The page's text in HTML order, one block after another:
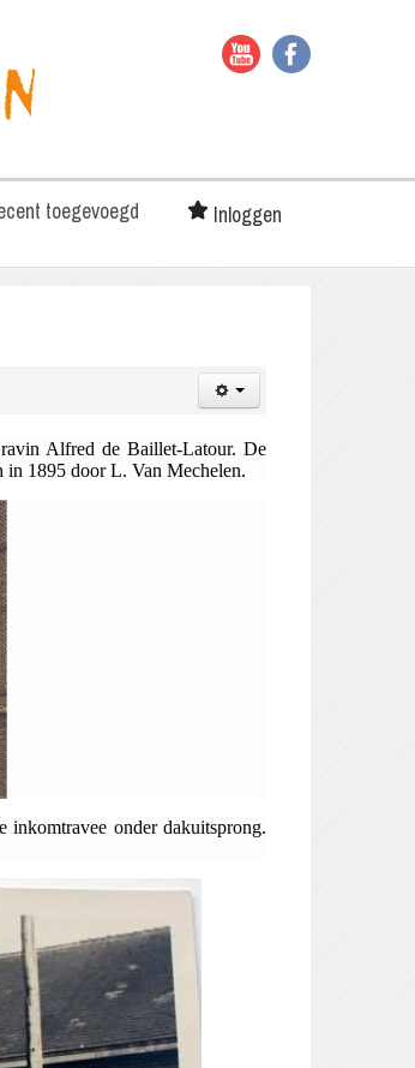
toegevoegd Inloggen
Alfred de Baillet-Latour. De
in 1895 door L. Van Mechelen.
inkomtravee onder dakuitsprong.